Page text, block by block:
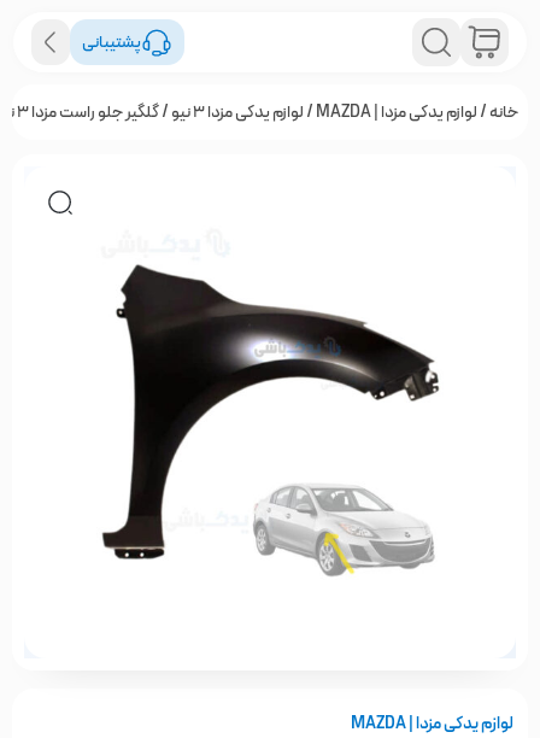
پشتیبانی
خانه/لوازم یدکی مزدا | MAZDA /لوازم یدکی مزدا ۳ نیو / گلگیر جلو راست مزدا 3 نیو – تایوان
لوازم یدکی مزدا | MAZDA